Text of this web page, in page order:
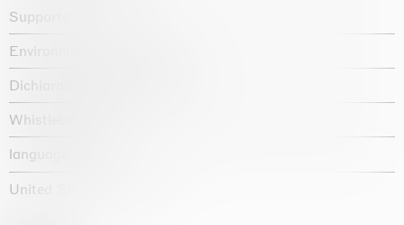
Supporto
Environmental statement
Dichiarazione di accessibilità
Whistleblowing
language :
United States / USD $